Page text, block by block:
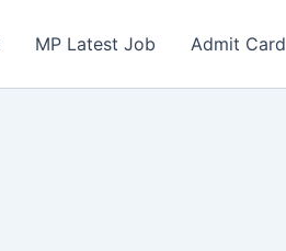
MP Latest Job Admit Card